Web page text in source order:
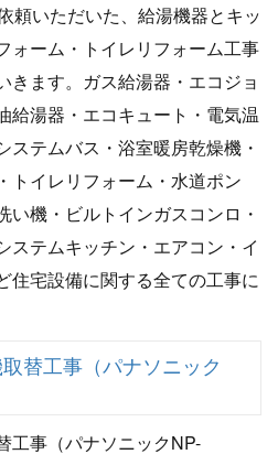
頼いただいた、給湯機器とキッ
ォーム・トイレリフォーム工事
きます。ガス給湯器・エコジョ
給湯器・エコキュート・電気温
ステムバス・浴室暖房乾燥機・
トイレリフォーム・水道ポン
い機・ビルトインガスコンロ・
ステムキッチン・エアコン・イ
住宅設備に関する全ての工事に
替工事（パナソニック